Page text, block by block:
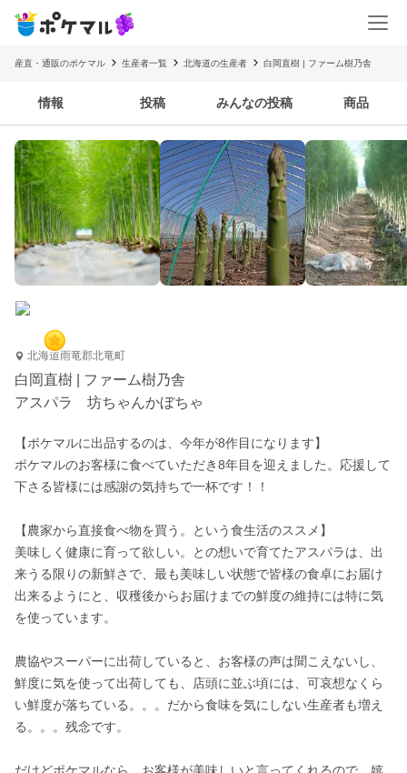
産直・通販のポケマル 生産者一覧 北海道の生産者 白岡直樹 | ファーム樹乃舎
情報 投稿 みんなの投稿 商品
北海道雨竜郡北竜町
白岡直樹 | ファーム樹乃舎
アスパラ 坊ちゃんかぼちゃ
【ポケマルに出品するのは、今年が8作目になります】
ポケマルのお客様に食べていただき8年目を迎えました。応援して
下さる皆様には感謝の気持ちで一杯です！！
【農家から直接食べ物を買う。という食生活のススメ】
美味しく健康に育って欲しい。との想いで育てたアスパラは、出
来うる限りの新鮮さで、最も美味しい状態で皆様の食卓にお届け
出来るようにと、収穫後からお届けまでの鮮度の維持には特に気
を使っています。
農協やスーパーに出荷していると、お客様の声は聞こえないし、
鮮度に気を使って出荷しても、店頭に並ぶ頃には、可哀想なくら
い鮮度が落ちている。。。だから食味を気にしない生産者も増え
る。。。残念です。